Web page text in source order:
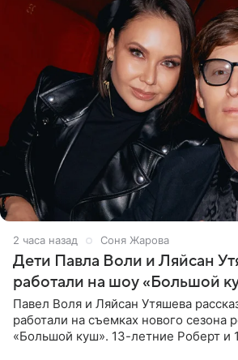
2 часа назад Соня Жарова
Дети Павла Воли и Ляйсан
работали на шоу «Большой
Павел Воля и Ляйсан Утяшева
работали на съемках нового сезона
«Большой куш». 13-летние Роберт и